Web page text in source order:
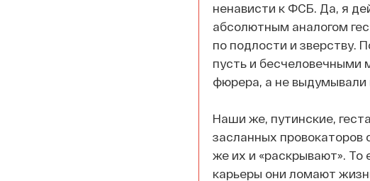
ненависти к ФСБ. Да, я
абсолютным аналогом
по подлости и зверству.
пусть и бесчеловечными
фюрера, а не выдумывали
Наши же, путинские,
засланных провокаторов
же их и «раскрывают». То
карьеры они ломают